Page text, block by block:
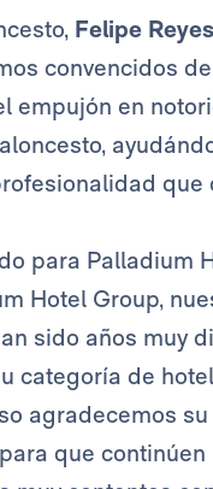
Felipe Reyes
convencidos
empujón en
que
para Palladium
Hotel Group,
sido años muy
categoría de
agradecemos
que